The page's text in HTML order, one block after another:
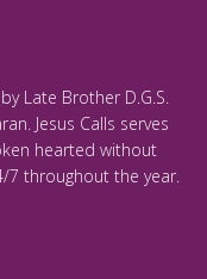
Late Brother D.G.S.
Jesus Calls serves
hearted without
throughout the year.